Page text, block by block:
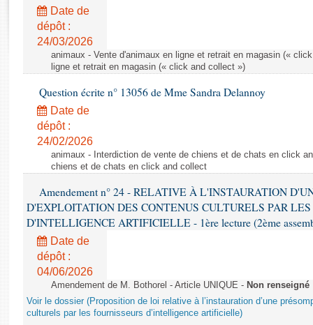
Rapports législatifs
Rapports sur l'application des lois
Baromètre de l’application des lois
Dossiers législatifs
Budget et sécurité sociale
Questions écrites et orales
Comptes rendus des débats
Date de
dépôt :
24/03/2026
animaux - Vente d'animaux en ligne et retrait en magasin («
ligne et retrait en magasin (« click and collect »)
Question écrite n° 13056 de Mme Sandra Delannoy
Date de
dépôt :
24/02/2026
animaux - Interdiction de vente de chiens et de chats en click
chiens et de chats en click and collect
Amendement n° 24 - RELATIVE À L'INSTAURATION
D'EXPLOITATION DES CONTENUS CULTURELS PAR LES
D'INTELLIGENCE ARTIFICIELLE - 1ère lecture (2ème
Date de
dépôt :
04/06/2026
Amendement de M. Bothorel - Article UNIQUE - Non renseigné
Voir le dossier (Proposition de loi relative à l’instauration d’une
culturels par les fournisseurs d’intelligence artificielle)